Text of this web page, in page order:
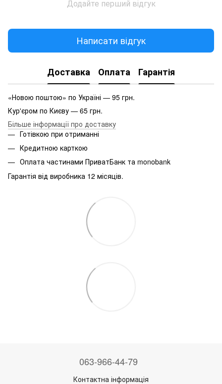
Додайте перший відгук
Написати відгук
Доставка Оплата Гарантія
«Новою поштою» по Україні — 95 грн.
Кур'єром по Києву — 65 грн.
Більше інформації про доставку
Готівкою при отриманні
Кредитною карткою
Оплата частинами ПриватБанк та monobank
Гарантія від виробника 12 місяців.
063-966-44-79
Контактна інформація